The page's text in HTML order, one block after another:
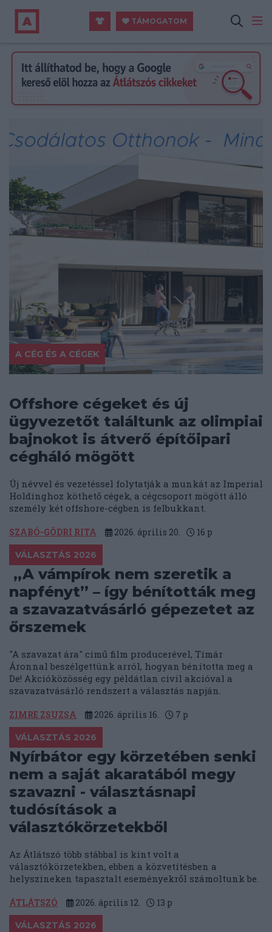
TÁMOGATOM
A CÉG ÉS A CÉGEK
Offshore cégeket és új
ügyvezetőt találtunk az olimpiai
bajnokot is átverő építőipari
cégháló mögött
Új névvel és vezetéssel folytatják a munkát az Imperial
Holdinghoz köthető cégek, a cégcsoport mögött álló
személy két offshore-cégben is felbukkant.
SZABÓ-GÖDRI RITA 2026. április 20. 16 p
VÁLASZTÁS 2026
„A vámpírok nem szeretik a
napfényt” – így bénították meg
a szavazatvásárló gépezetet az
őrszemek
"A szavazat ára" című film producerével, Tímár
Áronnal beszélgettünk arról, hogyan bénította meg a
De! Akcióközösség egy példátlan civil akcióval a
szavazatvásárló rendszert a választás napján.
ZIMRE ZSUZSA 2026. április 16. 7 p
VÁLASZTÁS 2026
Nyírbátor egy körzetében senki
nem a saját akaratából megy
szavazni - választásnapi
tudósítások a
választókörzetekből
Az Átlátszó több stábbal is kint volt a
választókörzetekben, ebben a közvetítésben a
helyszíneken tapasztalt eseményekről számoltunk be.
ÁTLÁTSZÓ 2026. április 12. 13 p
VÁLASZTÁS 2026